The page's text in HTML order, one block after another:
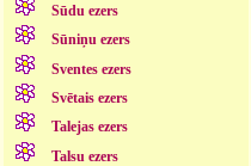
Sūdu ezers
Sūniņu ezers
Sventes ezers
Svētais ezers
Talejas ezers
Talsu ezers